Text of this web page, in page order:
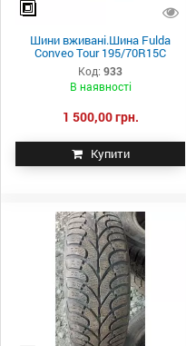
Шини вживані.Шина Fulda
Conveo Tour 195/70R15C
Код: 933
В наявності
1 500,00 грн.
Купити